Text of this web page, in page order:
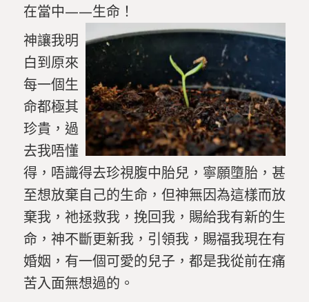
在當中——生命！
神讓我明
白到原來
每一個生
命都極其
珍貴，過
去我唔懂
得，唔識得去珍視腹中胎兒，寧願墮胎，甚
至想放棄自己的生命，但神無因為這樣而放
棄我，祂拯救我，挽回我，賜給我有新的生
命，神不斷更新我，引領我，賜福我現在有
婚姻，有一個可愛的兒子，都是我從前在痛
苦入面無想過的。